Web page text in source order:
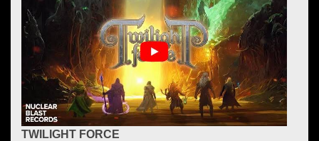
TWILIGHT FORCE